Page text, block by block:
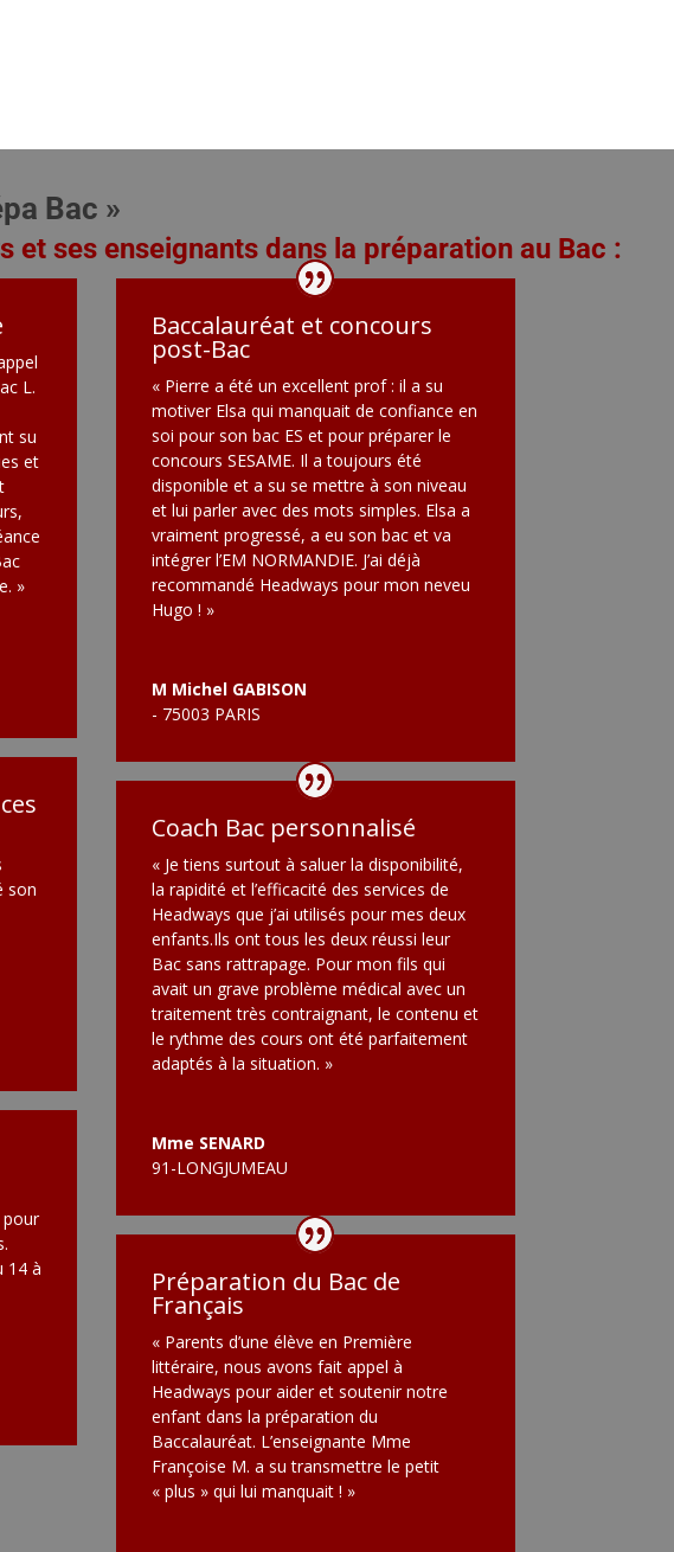
Bac »
ses enseignants dans la préparation au Bac :
L.
su
et
»
son
pour
14 à
Baccalauréat et concours
post-Bac
« Pierre a été un excellent prof : il a su
motiver Elsa qui manquait de confiance en
soi pour son bac ES et pour préparer le
concours SESAME. Il a toujours été
disponible et a su se mettre à son niveau
et lui parler avec des mots simples. Elsa a
vraiment progressé, a eu son bac et va
intégrer l’EM NORMANDIE. J’ai déjà
recommandé Headways pour mon neveu
Hugo ! »
M Michel GABISON
- 75003 PARIS
Coach Bac personnalisé
« Je tiens surtout à saluer la disponibilité,
la rapidité et l’efficacité des services de
Headways que j’ai utilisés pour mes deux
enfants.Ils ont tous les deux réussi leur
Bac sans rattrapage. Pour mon fils qui
avait un grave problème médical avec un
traitement très contraignant, le contenu et
le rythme des cours ont été parfaitement
adaptés à la situation. »
Mme SENARD
91-LONGJUMEAU
Préparation du Bac de
Français
« Parents d’une élève en Première
littéraire, nous avons fait appel à
Headways pour aider et soutenir notre
enfant dans la préparation du
Baccalauréat. L’enseignante Mme
Françoise M. a su transmettre le petit
« plus » qui lui manquait ! »